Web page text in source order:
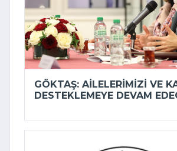
GÖKTAŞ: AILELERIMIZI VE
DESTEKLEMEYE DEVAM